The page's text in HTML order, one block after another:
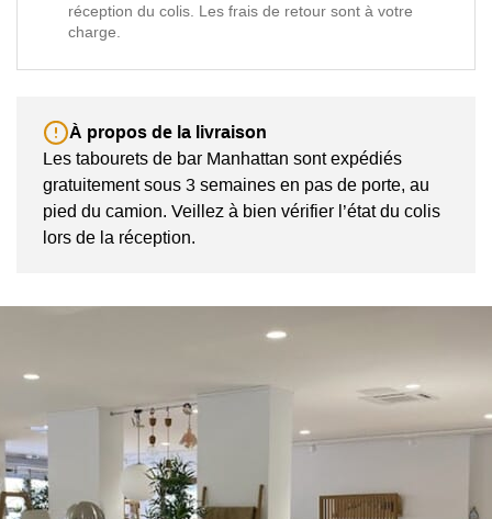
réception du colis. Les frais de retour sont à votre
charge.
À propos de la livraison
Les tabourets de bar Manhattan sont expédiés
gratuitement sous 3 semaines en pas de porte, au
pied du camion. Veillez à bien vérifier l’état du colis
lors de la réception.